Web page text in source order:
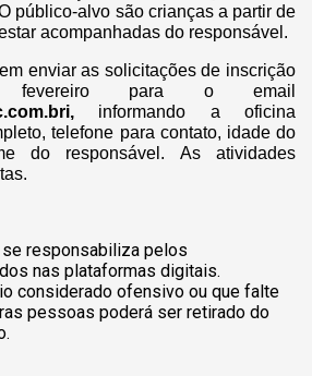
público-alvo são crianças a partir de
acompanhadas do responsável.
enviar as solicitações de inscrição
para o email
, informando a oficina
telefone para contato, idade do
do responsável. As atividades
responsabiliza pelos
nas plataformas digitais.
considerado ofensivo ou que falte
pessoas poderá ser retirado do